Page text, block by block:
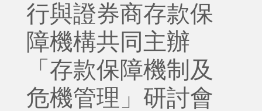
行與證券商存款保
障機構共同主辦
「存款保障機制及
危機管理」研討會